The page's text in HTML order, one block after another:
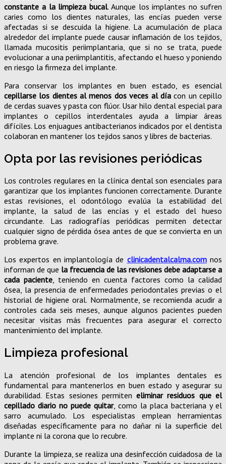
constante a la limpieza bucal. Aunque los implantes no sufren
caries como los dientes naturales, las encías pueden verse
afectadas si se descuida la higiene. La acumulación de placa
alrededor del implante puede causar inflamación de los tejidos,
llamada mucositis periimplantaria, que si no se trata, puede
evolucionar a una periimplantitis, afectando el hueso y poniendo
en riesgo la firmeza del implante.
Para conservar los implantes en buen estado, es esencial
cepillarse los dientes al menos dos veces al díacon un cepillo
de cerdas suaves y pasta con flúor. Usar hilo dental especial para
implantes o cepillos interdentales ayuda a limpiar áreas
difíciles. Los enjuagues antibacterianos indicados por el dentista
colaboran en mantener los tejidos sanos y libres de bacterias.
Opta por las revisiones periódicas
Los controles regulares en la clínica dental son esenciales para
garantizar que los implantes funcionen correctamente. Durante
estas revisiones, el odontólogo evalúa la estabilidad del
implante, la salud de las encías y el estado del hueso
circundante. Las radiografías periódicas permiten detectar
cualquier signo de pérdida ósea antes de que se convierta en un
problema grave.
Los expertos en implantología de clinicadentalcalma.comnos
informan de que la frecuencia de las revisiones debe adaptarse a
cada paciente, teniendo en cuenta factores como la calidad
ósea, la presencia de enfermedades periodontales previas o el
historial de higiene oral. Normalmente, se recomienda acudir a
controles cada seis meses, aunque algunos pacientes pueden
necesitar visitas más frecuentes para asegurar el correcto
mantenimiento del implante.
Limpieza profesional
La atención profesional de los implantes dentales es
fundamental para mantenerlos en buen estado y asegurar su
durabilidad. Estas sesiones permiteneliminar residuos que el
cepillado diario no puede quitar, como la placa bacteriana y el
sarro acumulado. Los especialistas emplean herramientas
diseñadas específicamente para no dañar ni la superficie del
implante ni la corona que lo recubre.
Durante la limpieza, se realiza una desinfección cuidadosa de la